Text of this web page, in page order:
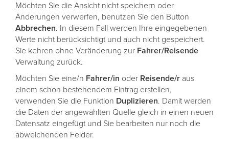
Möchten Sie die Ansicht nicht speichern oder
Änderungen verwerfen, benutzen Sie den Button
Abbrechen. In diesem Fall werden Ihre eingegebenen
Werte nicht berücksichtigt und auch nicht gespeichert.
Sie kehren ohne Veränderung zur Fahrer/Reisende
Verwaltung zurück.
Möchten Sie eine/n Fahrer/in oder Reisende/r aus
einem schon bestehendem Eintrag erstellen,
verwenden Sie die Funktion Duplizieren. Damit werden
die Daten der angewählten Quelle gleich in einen neuen
Datensatz eingefügt und Sie bearbeiten nur noch die
abweichenden Felder.